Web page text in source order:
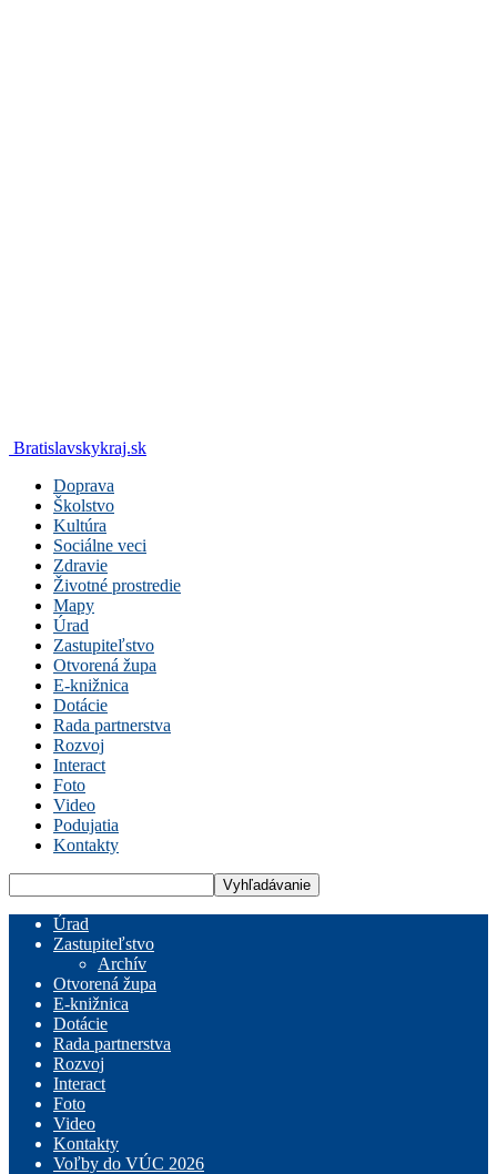
Bratislavskykraj.sk
Doprava
Školstvo
Kultúra
Sociálne veci
Zdravie
Životné prostredie
Mapy
Úrad
Zastupiteľstvo
Otvorená župa
E-knižnica
Dotácie
Rada partnerstva
Rozvoj
Interact
Foto
Video
Podujatia
Kontakty
Úrad
Zastupiteľstvo
Archív
Otvorená župa
E-knižnica
Dotácie
Rada partnerstva
Rozvoj
Interact
Foto
Video
Kontakty
Voľby do VÚC 2026